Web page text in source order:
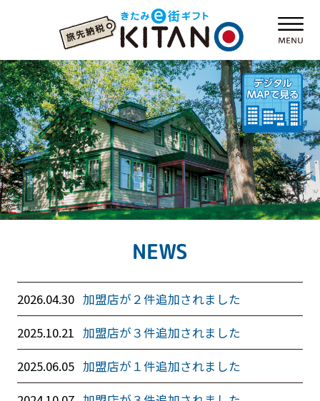
NEWS
2026.04.30 加盟店が２件追加されました
2025.10.21 加盟店が３件追加されました
2025.06.05 加盟店が１件追加されました